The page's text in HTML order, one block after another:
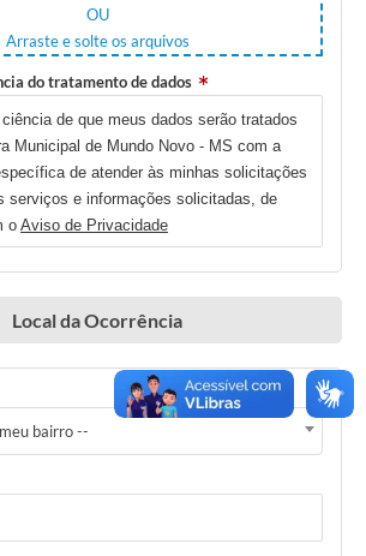
OU
Arraste e solte os arquivos
do tratamento de dados
ciência de que meus dados serão tratados
Municipal de Mundo Novo - MS com a
de atender às minhas solicitações
serviços e informações solicitadas, de
o Aviso de Privacidade
Local da Ocorrência
bairro --